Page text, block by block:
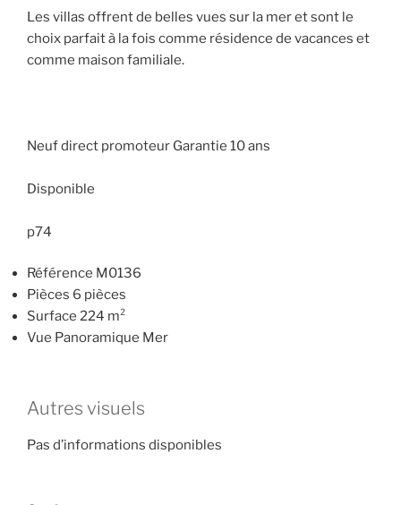
Les villas offrent de belles vues sur la mer et sont le
choix parfait à la fois comme résidence de vacances et
comme maison familiale.
Neuf direct promoteur Garantie 10 ans
Disponible
p74
Référence M0136
Pièces 6 pièces
Surface 224 m²
Vue Panoramique Mer
Autres visuels
Pas d’informations disponibles